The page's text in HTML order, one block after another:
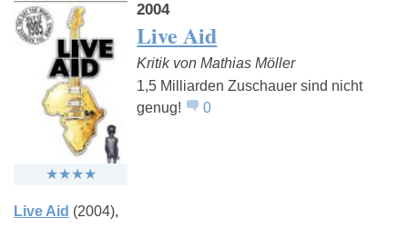
2004
Live Aid
Kritik von Mathias Möller
1,5 Milliarden Zuschauer sind nicht
genug!
0
Live Aid (2004)